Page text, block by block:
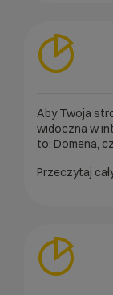
Aby Twoja
widoczna w
to: Domena,
Przeczytaj